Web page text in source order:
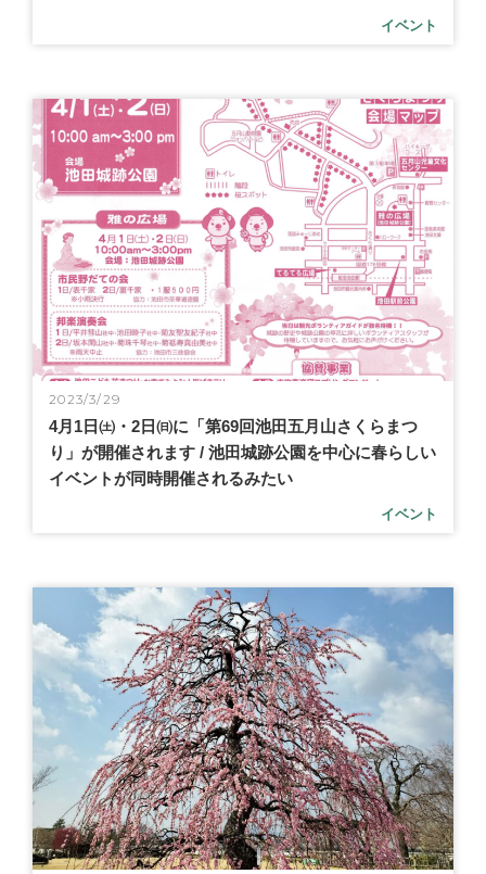
イベント
2023/3/29
4月1日㈯・2日㈰に「第69回池田五月山さくらまつ
り」が開催されます / 池田城跡公園を中心に春らしい
イベントが同時開催されるみたい
イベント